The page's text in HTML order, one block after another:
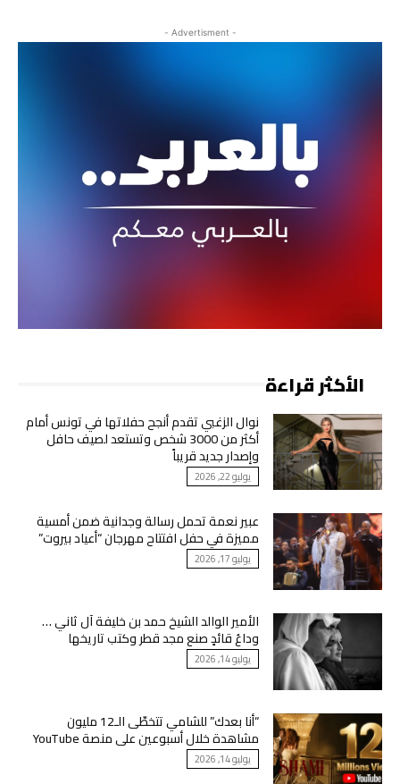
- Advertisment -
الأكثر قراءة
نوال الزغبي تقدم أنجح حفلاتها في تونس أمام
أكثر من 3000 شخص وتستعد لصيف حافل
وإصدار جديد قريباً
يوليو 22, 2026
عبير نعمة تحمل رسالة وجدانية ضمن أمسية
مميزة في حفل افتتاح مهرجان “أعياد بيروت”
يوليو 17, 2026
الأمير الوالد الشيخ حمد بن خليفة آل ثاني …
وداعُ قائدٍ صنع مجد قطر وكتب تاريخها
يوليو 14, 2026
“أنا بعدك” للشامي تتخطّى الـ12 مليون
مشاهدة خلال أسبوعين على منصة YouTube
يوليو 14, 2026